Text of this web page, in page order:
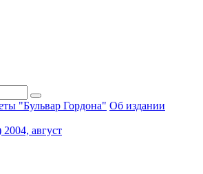
"Бульвар Гордона" Об издании
август